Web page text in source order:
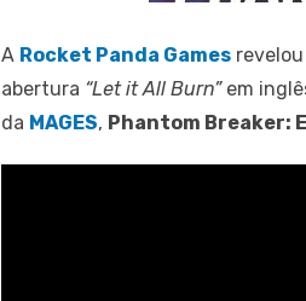
A Rocket Panda Games
abertura “Let it All Burn”em
da MAGES, Phantom Breaker: